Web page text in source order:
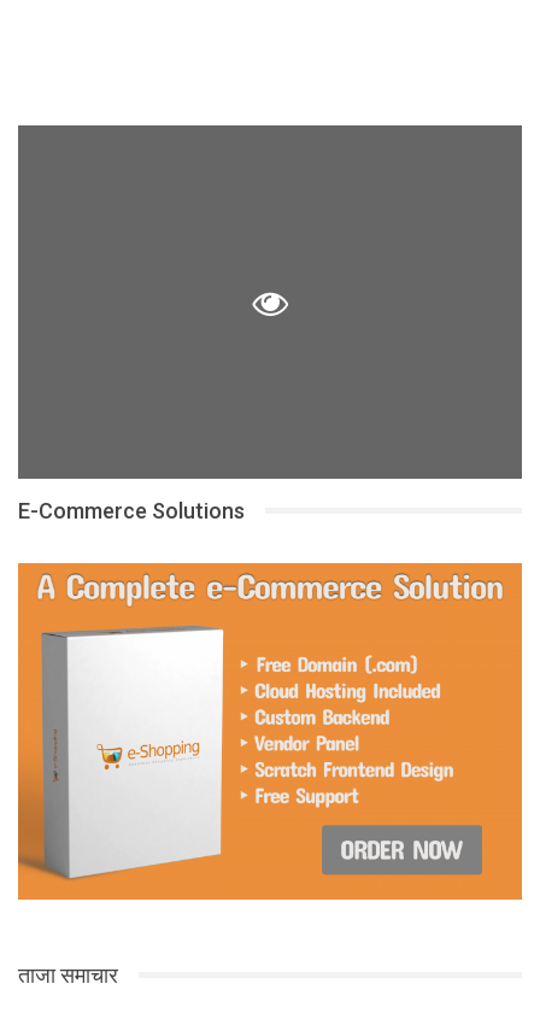
E-Commerce Solutions
ताजा समाचार